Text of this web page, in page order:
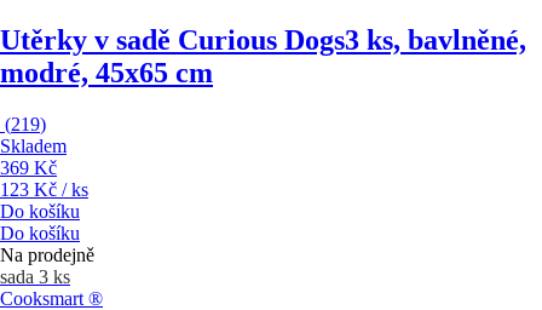
Utěrky v sadě Curious Dogs3 ks, bavlněné,
modré, 45x65 cm
(219)
Skladem
369 Kč
123 Kč / ks
Do košíku
Do košíku
Na prodejně
sada 3 ks
Cooksmart ®